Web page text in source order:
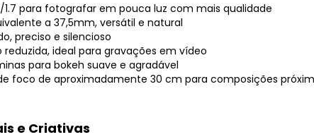
1.7 para fotografar em pouca luz com mais qualidade
a 37,5mm, versátil e natural
preciso e silencioso
reduzida, ideal para gravações em vídeo
para bokeh suave e agradável
foco de aproximadamente 30 cm para composições
e Criativas